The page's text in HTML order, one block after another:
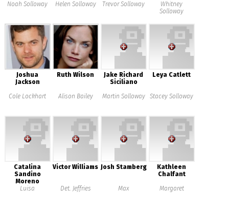
Noah Solloway Helen Solloway Trevor Solloway
Whitney
Solloway
Joshua
Jackson
Cole Lockhart
Ruth Wilson
Alison Bailey
Jake Richard
Siciliano
Martin Solloway
Leya Catlett
Stacey Solloway
Catalina
Sandino
Moreno
Luisa
Victor Williams
Det. Jeffries
Josh Stamberg
Max
Kathleen
Chalfant
Margaret